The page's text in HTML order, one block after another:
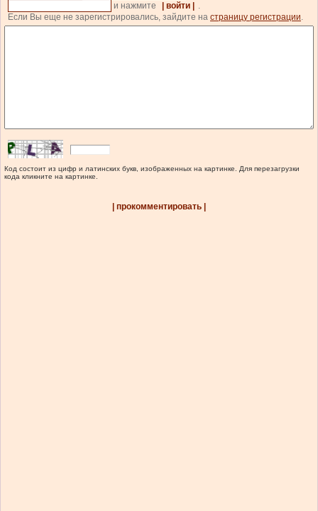
и нажмите
| войти |
.
Если Вы еще не зарегистрировались, зайдите на страницу регистрации.
Код состоит из цифр и латинских букв, изображенных на картинке. Для перезагрузки
кода кликните на картинке.
| прокомментировать |